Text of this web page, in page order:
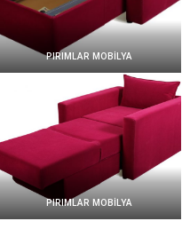
PIRIMLAR MOBİLYA
PIRIMLAR MOBİLYA